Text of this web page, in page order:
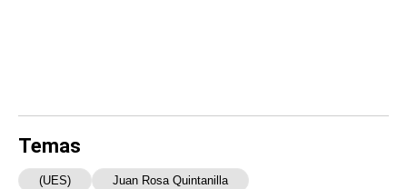
Temas
(UES) Juan Rosa Quintanilla